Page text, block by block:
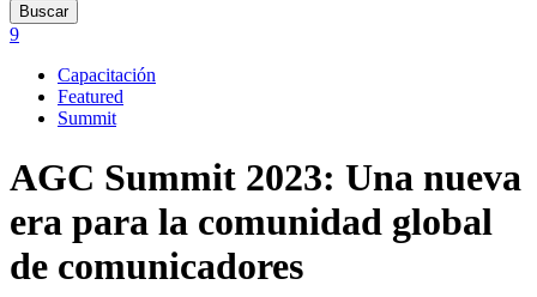
Capacitación
Featured
Summit
AGC Summit 2023: Una nueva
era para la comunidad global
de comunicadores